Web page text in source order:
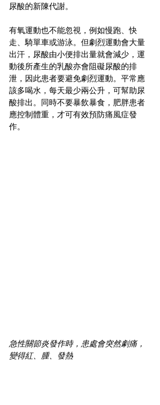
尿酸的新陳代謝。
有氧運動也不能忽視，例如慢跑、快
走、騎單車或游泳。但劇烈運動會大量
出汗，尿酸由小便排出量就會減少，運
動後所產生的乳酸亦會阻礙尿酸的排
泄，因此患者要避免劇烈運動。平常應
該多喝水，每天最少兩公升，可幫助尿
酸排出。同時不要暴飲暴食，肥胖患者
應控制體重，才可有效預防痛風症發
作。
急性關節炎發作時，患處會突然劇痛，
變得紅、腫、發熱